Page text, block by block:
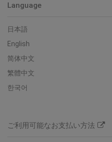
Language
日本語
English
简体中文
繁體中文
한국어
ご利用可能なお支払い方法